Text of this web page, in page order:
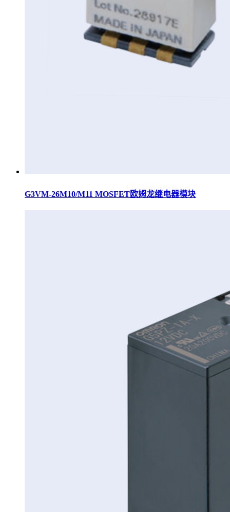
G3VM-26M10/M11 MOSFET欧姆龙继电器模块